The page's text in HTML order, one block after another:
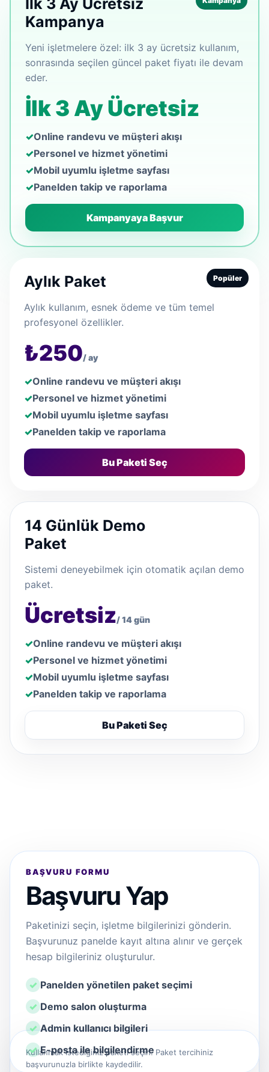
Kampanya
Yeni işletmelere özel: ilk 3 ay ücretsiz kullanım,
sonrasında seçilen güncel paket fiyatı ile devam
eder.
İlk 3 Ay Ücretsiz
Online randevu ve müşteri akışı
Personel ve hizmet yönetimi
Mobil uyumlu işletme sayfası
Panelden takip ve raporlama
Kampanyaya Başvur
Popüler
Aylık Paket
Aylık kullanım, esnek ödeme ve tüm temel
profesyonel özellikler.
₺250/ ay
Online randevu ve müşteri akışı
Personel ve hizmet yönetimi
Mobil uyumlu işletme sayfası
Panelden takip ve raporlama
Bu Paketi Seç
14 Günlük Demo
Paket
Sistemi deneyebilmek için otomatik açılan demo
paket.
Ücretsiz/ 14 gün
Online randevu ve müşteri akışı
Personel ve hizmet yönetimi
Mobil uyumlu işletme sayfası
Panelden takip ve raporlama
Bu Paketi Seç
BAŞVURU FORMU
Başvuru Yap
Paketinizi seçin, işletme bilgilerinizi gönderin.
Başvurunuz panelde kayıt altına alınır ve gerçek
hesap bilgileriniz oluşturulur.
Panelden yönetilen paket seçimi
Demo salon oluşturma
Admin kullanıcı bilgileri
E-posta ile bilgilendirme
Kullanmak istediğiniz paketi seçin. Paket tercihiniz
başvurunuzla birlikte kaydedilir.